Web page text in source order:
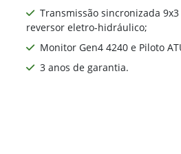
Transmissão sincronizada
reversor eletro-hidráulico;
Monitor Gen4 4240 e Piloto
3 anos de garantia.